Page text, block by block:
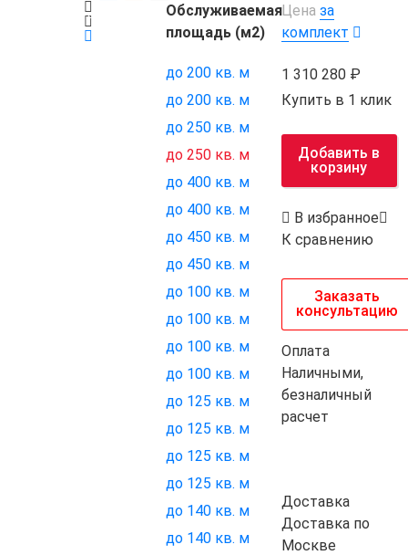
Код товара: Цена за
комплект
1 310 280
Купить в 1 клик
Добавить в
корзину
В избранное
К сравнению
Заказать
консультацию
Оплата
Наличными,
безналичный
расчет
Доставка
Доставка по
Москве
Обслуживаемая
площадь (м2)
до 200 кв. м
до 200 кв. м
до 250 кв. м
до 250 кв. м
до 400 кв. м
до 400 кв. м
до 450 кв. м
до 450 кв. м
до 100 кв. м
до 100 кв. м
до 100 кв. м
до 100 кв. м
до 125 кв. м
до 125 кв. м
до 125 кв. м
до 125 кв. м
до 140 кв. м
до 140 кв. м